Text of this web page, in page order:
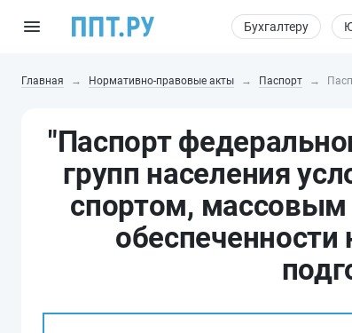
Бухгалтеру
Главная Нормативно-правовые акты Паспорт
"Паспорт
групп населения
спортом,